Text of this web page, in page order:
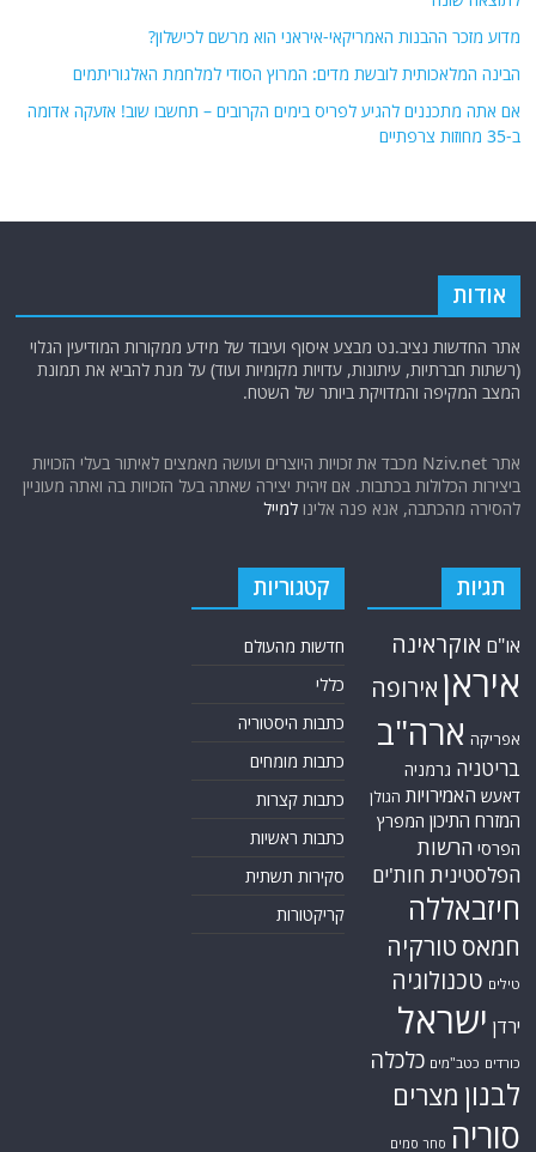
מדוע מזכר ההבנות האמריקאי-איראני הוא מרשם לכישלון?
הבינה המלאכותית לובשת מדים: המרוץ הסודי למלחמת האלגוריתמים
אם אתה מתכננים להגיע לפריס בימים הקרובים – תחשבו שוב! אזעקה אדומה
ב-35 מחוזות צרפתיים
אודות
אתר החדשות נציב.נט מבצע איסוף ועיבוד של מידע ממקורות המודיעין הגלוי
(רשתות חברתיות, עיתונות, עדויות מקומיות ועוד) על מנת להביא את תמונת
המצב המקיפה והמדויקת ביותר של השטח.
אתר Nziv.net מכבד את זכויות היוצרים ועושה מאמצים לאיתור בעלי הזכויות
ביצירות הכלולות בכתבות. אם זיהית יצירה שאתה בעל הזכויות בה ואתה מעוניין
להסירה מהכתבה, אנא פנה אלינולמייל
תגיות
או"ם אוקראינה
איראן אירופה
אפריקה ארה"ב
בריטניה גרמניה
דאעש האמירויות הגולן
המזרח התיכון המפרץ
הפרסי הרשות
הפלסטינית חות'ים
חיזבאללה
חמאס טורקיה
טילים טכנולוגיה
ירדן ישראל
כורדים כטב"מים כלכלה
לבנון מצרים
סוריה סחר סמים
קטגוריות
חדשות מהעולם
כללי
כתבות היסטוריה
כתבות מומחים
כתבות קצרות
כתבות ראשיות
סקירות תשתית
קריקטורות